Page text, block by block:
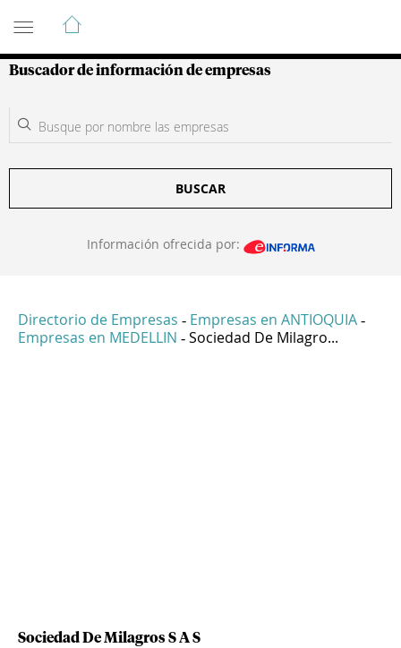
Guía de Empresas Colombianas
Buscador de información de empresas
BUSCAR
Información ofrecida por:
Directorio de Empresas - Empresas en ANTIOQUIA -
Empresas en MEDELLIN - Sociedad De Milagro...
Sociedad De Milagros S A S